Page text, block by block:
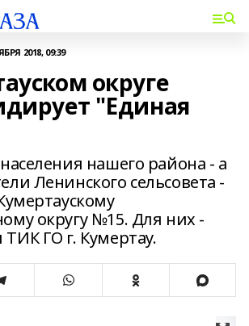
2018, 09:39
округе
"Единая
нашего района - а
Ленинского сельсовета -
округу №15. Для них -
ГО г. Кумертау.